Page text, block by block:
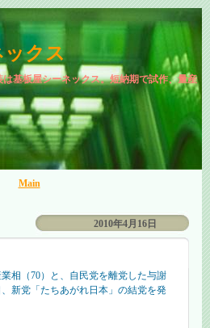
ックス
基板屋シーネックス。短納期で試作、量産
Main
2010年4月16日
相（70）と、自民党を離党した与謝
新党「たちあがれ日本」の結党を発